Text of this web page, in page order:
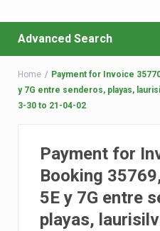
Advanced Search
Home
Payment for Invoice
y 7G entre senderos, playas,
3-30 to 21-04-02
Payment for
Booking
5E y 7G entre
playas,